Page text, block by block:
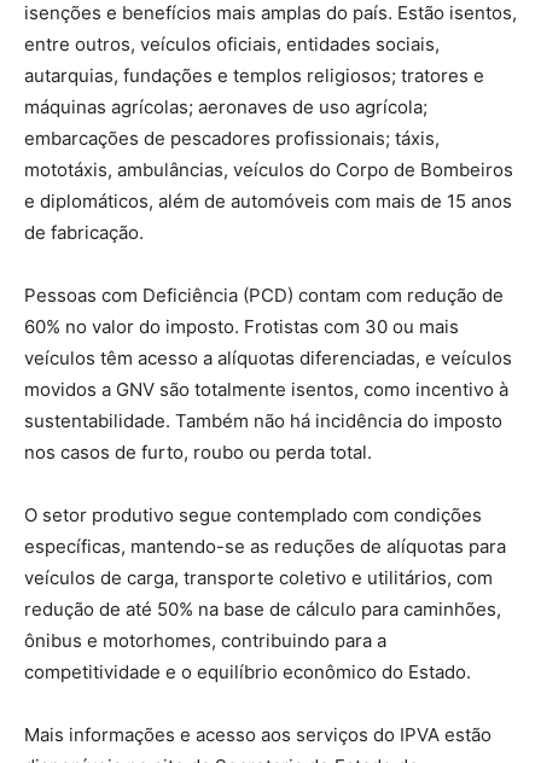
isenções e benefícios mais amplas do país. Estão isentos,
entre outros, veículos oficiais, entidades sociais,
autarquias, fundações e templos religiosos; tratores e
máquinas agrícolas; aeronaves de uso agrícola;
embarcações de pescadores profissionais; táxis,
mototáxis, ambulâncias, veículos do Corpo de Bombeiros
e diplomáticos, além de automóveis com mais de 15 anos
de fabricação.
Pessoas com Deficiência (PCD) contam com redução de
60% no valor do imposto. Frotistas com 30 ou mais
veículos têm acesso a alíquotas diferenciadas, e veículos
movidos a GNV são totalmente isentos, como incentivo à
sustentabilidade. Também não há incidência do imposto
nos casos de furto, roubo ou perda total.
O setor produtivo segue contemplado com condições
específicas, mantendo-se as reduções de alíquotas para
veículos de carga, transporte coletivo e utilitários, com
redução de até 50% na base de cálculo para caminhões,
ônibus e motorhomes, contribuindo para a
competitividade e o equilíbrio econômico do Estado.
Mais informações e acesso aos serviços do IPVA estão